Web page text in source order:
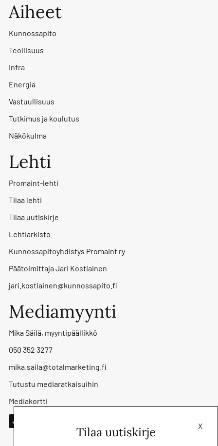
Aiheet
Kunnossapito
Teollisuus
Infra
Energia
Vastuullisuus
Tutkimus ja koulutus
Näkökulma
Lehti
Promaint-lehti
Tilaa lehti
Tilaa uutiskirje
Lehtiarkisto
Kunnossapitoyhdistys Promaint ry
Päätoimittaja Jari Kostiainen
jari.kostiainen@kunnossapito.fi
Mediamyynti
Mika Säilä, myyntipäällikkö
050 352 3277
mika.saila@totalmarketing.fi
Tutustu mediaratkaisuihin
Mediakortti
X
Tilaa uutiskirje